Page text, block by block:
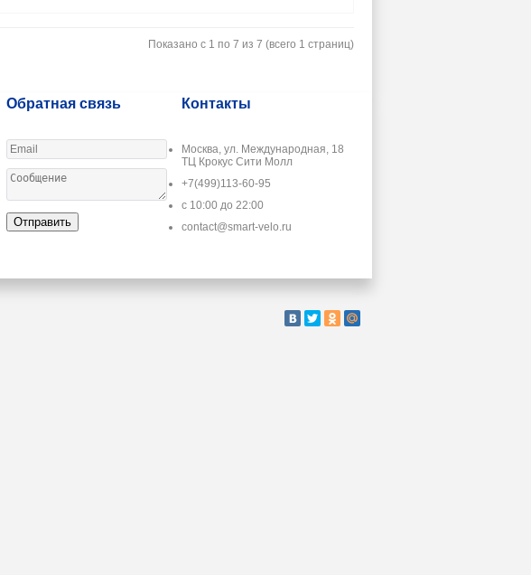
Показано с 1 по 7 из 7 (всего 1 страниц)
Обратная связь
Отправить
Контакты
Москва, ул. Международная, 18
ТЦ Крокус Сити Молл
+7(499)113-60-95
с 10:00 до 22:00
contact@smart-velo.ru